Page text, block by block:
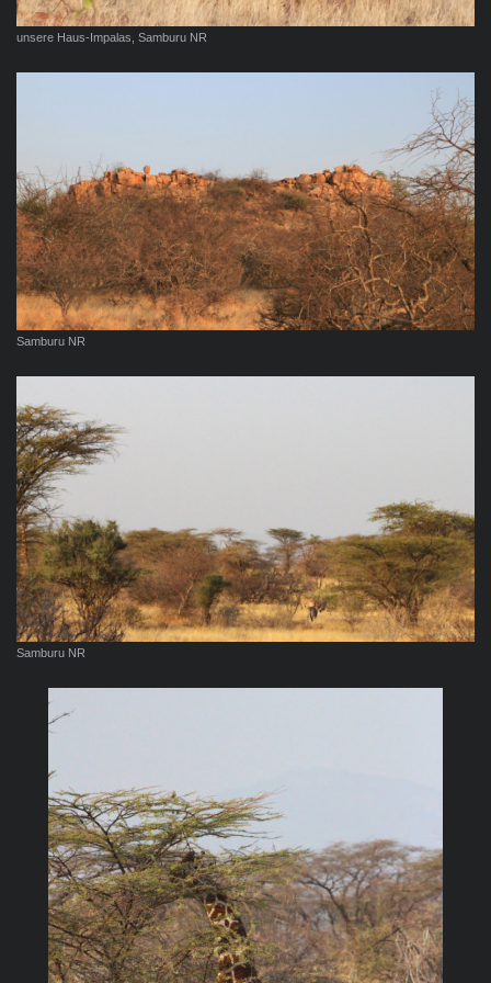
unsere Haus-Impalas, Samburu NR
Samburu NR
Samburu NR